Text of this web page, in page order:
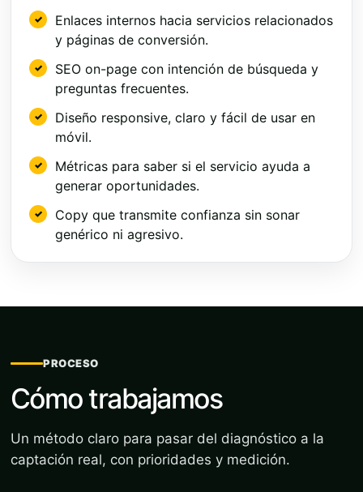
Enlaces internos hacia servicios relacionados
y páginas de conversión.
SEO on-page con intención de búsqueda y
preguntas frecuentes.
Diseño responsive, claro y fácil de usar en
móvil.
Métricas para saber si el servicio ayuda a
generar oportunidades.
Copy que transmite confianza sin sonar
genérico ni agresivo.
PROCESO
Cómo trabajamos
Un método claro para pasar del diagnóstico a la
captación real, con prioridades y medición.